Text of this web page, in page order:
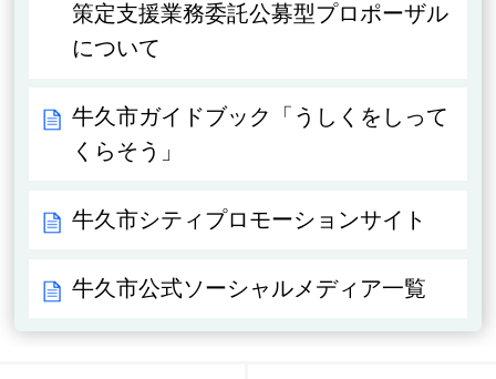
策定支援業務委託公募型プロポーザル
について
牛久市ガイドブック「うしくをしって
くらそう」
牛久市シティプロモーションサイト
牛久市公式ソーシャルメディア一覧